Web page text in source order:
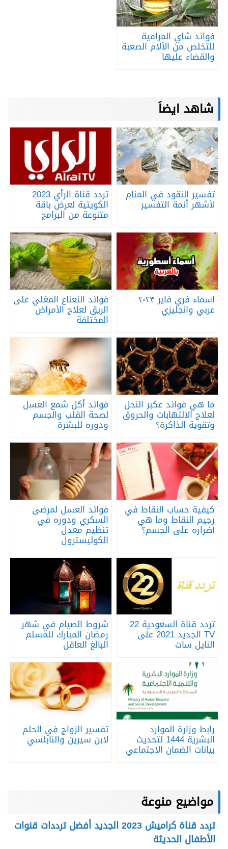
فوائد شاي المرامية
للتخلص من الآلام الصعبة
والقضاء عليها
شاهد ايضاَ
تفسير النقود في المنام
لأشهر أئمة التفسير
تردد قناة الرأي 2023
الكويتية لعرض باقة
متنوعة من البرامج
اسماء فري فاير ٢٠٢٣
عربي وانجليزي
فوائد النعناع المغلي على
الريق لعلاج الأمراض
المختلفة
ما هي فوائد عكبر النحل
لعلاج الالتهابات والحروق
وتقوية الذاكرة؟
فوائد أكل شمع العسل
لصحة القلب والجسم
ودوره للبشرة
كيفية حساب النقاط في
رجيم النقاط وما هي
أضراره على الجسم؟
فوائد العسل لمرضى
السكري ودوره في
تنظيم معدل
الكوليسترول
تردد قناة السعودية 22
TV الجديد 2021 على
النايل سات
شروط الصيام في شهر
رمضان المبارك للمسلم
البالغ العاقل
رابط وزارة الموارد
البشرية 1444 لتحديث
بيانات الضمان الاجتماعي
تفسير الزواج في الحلم
لابن سيرين والنابلسي
مواضيع منوعة
تردد قناة كراميش 2023 الجديد أفضل ترددات قنوات
الأطفال الحديثة